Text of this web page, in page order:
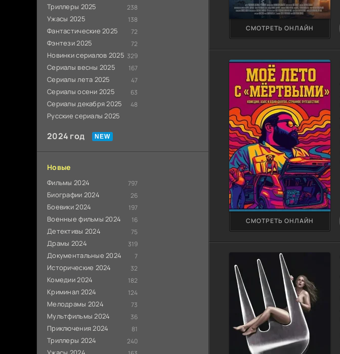
Триллеры 2025 238
Ужасы 2025 138
Фантастические 2025 72
Фэнтези 2025 72
Новинки сериалов 2025 329
Сериалы весны 2025 167
Сериалы лета 2025 47
Сериалы осени 2025 63
Сериалы декабря 2025 48
Русские сериалы 2025
2024 год
Новые
Фильмы 2024 797
Биографии 2024 26
Боевики 2024 197
Военные фильмы 2024 16
Детективы 2024 75
Драмы 2024 319
Документальные 2024 7
Исторические 2024 32
Комедии 2024 182
Криминал 2024 124
Мелодрамы 2024 73
Мультфильмы 2024 36
Приключения 2024 81
Триллеры 2024 240
СМОТРЕТЬ ОНЛАЙН
СМОТРЕТЬ ОНЛАЙН